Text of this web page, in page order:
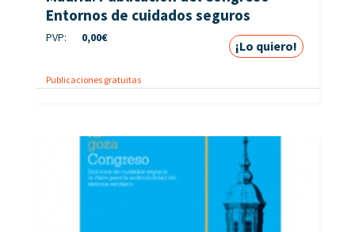
Entornos de cuidados seguros
PVP: 0,00€
¡Lo quiero!
Publicaciones gratuitas